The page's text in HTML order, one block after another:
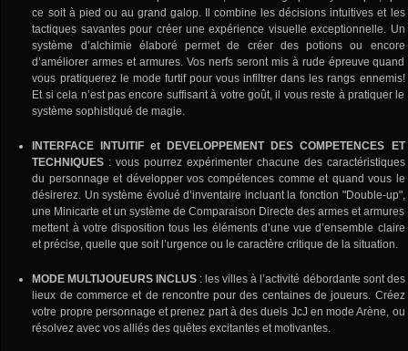
ce soit à pied ou au grand galop. Il combine les décisions intuitives et les
tactiques savantes pour créer une expérience visuelle exceptionnelle. Un
système d’alchimie élaboré permet de créer des potions ou encore
d’améliorer armes et armures. Vos nerfs seront mis à rude épreuve quand
vous pratiquerez le mode furtif pour vous infiltrer dans les rangs ennemis!
Et si cela n’est pas encore suffisant à votre goût, il vous reste à pratiquer le
système sophistiqué de magie.
INTERFACE INTUITIF et DEVELOPPEMENT DES COMPETENCES ET
TECHNIQUES : vous pourrez expérimenter chacune des caractéristiques
du personnage et développer vos compétences comme et quand vous le
désirerez. Un système évolué d’inventaire incluant la fonction "Double-up",
une Minicarte et un système de Comparaison Directe des armes et armures
mettent à votre disposition tous les éléments d’une vue d’ensemble claire
et précise, quelle que soit l’urgence ou le caractère critique de la situation.
MODE MULTIJOUEURS INCLUS : les villes à l’activité débordante sont des
lieux de commerce et de rencontre pour des centaines de joueurs. Créez
votre propre personnage et prenez part à des duels JcJ en mode Arène, ou
résolvez avec vos alliés des quêtes excitantes et motivantes.